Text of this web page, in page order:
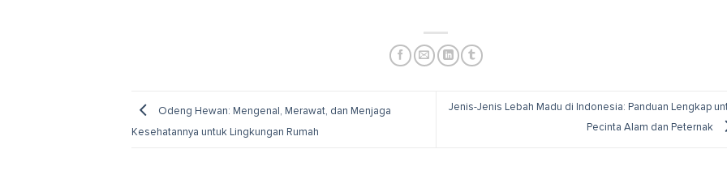
Odeng Hewan: Mengenal, Merawat, dan Menjaga
Kesehatannya untuk Lingkungan Rumah
Jenis-Jenis Lebah Madu di Indonesia: Panduan Lengkap
Pecinta Alam dan Peternak